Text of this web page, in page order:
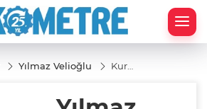
Yılmaz Velioğlu
Kur